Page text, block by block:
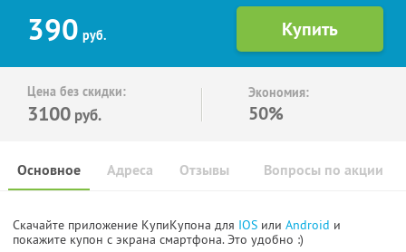
390 руб.
Цена без скидки:
3100 руб.
Экономия:
50%
Основное Отзывы Вопросы по акции
Адреса
Скачайте приложение КупиКупона для IOS или Android и
покажите купон с экрана смартфона. Это удобно :)